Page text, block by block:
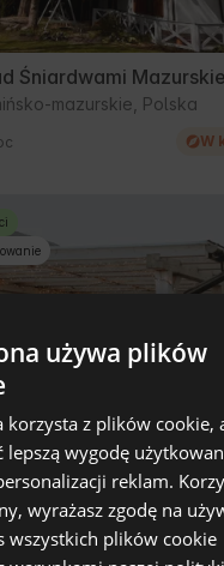
Śniardwami
mazurskie, Polska
W
z kominkiem i jacuzzi
używa plików
korzysta z plików cookie,
lepszą wygodę
reklam.
wyrażasz zgodę na
wszystkich plików cookie